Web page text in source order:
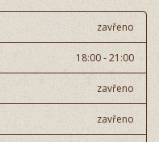
zavřeno
18:00 - 21:00
zavřeno
zavřeno